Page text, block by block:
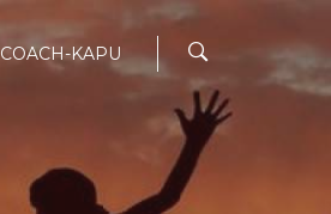
COACH-KAPU